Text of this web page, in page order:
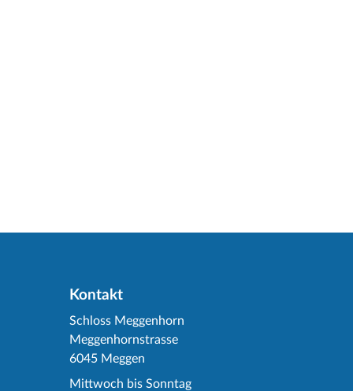
Kontakt
Schloss Meggenhorn
Meggenhornstrasse
6045 Meggen
Mittwoch bis Sonntag